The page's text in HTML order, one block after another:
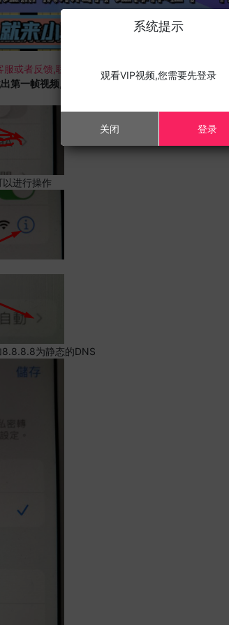
或者反馈,联系我们;
第一帧视频,且您的设备为苹果手机,请进行以下修改;
进行操作
为静态的DNS
系统提示
观看VIP视频,您需要先登录
关闭 登录